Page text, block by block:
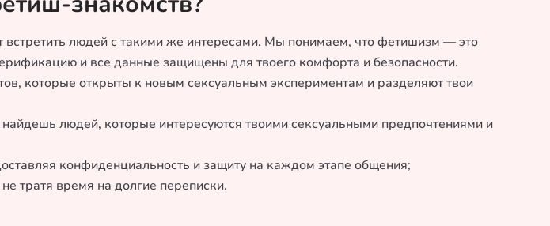
людей с такими же интересами. Мы понимаем, что фетишизм — это
и все данные защищены для твоего комфорта и безопасности.
которые открыты к новым сексуальным экспериментам и разделяют твои
людей, которые интересуются твоими сексуальными предпочтениями и
конфиденциальность и защиту на каждом этапе общения;
тратя время на долгие переписки.